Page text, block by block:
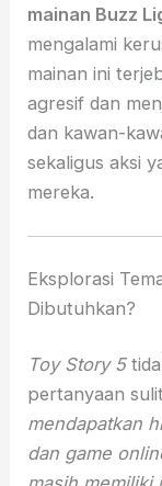
mainan Buzz
mengalami
mainan ini
agresif dan
dan kawan-
sekaligus aksi
mereka.
Eksplorasi
Dibutuhkan?
Toy Story 5
pertanyaan
mendapatkan
dan game